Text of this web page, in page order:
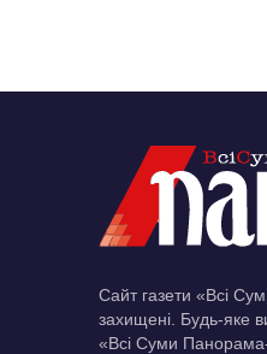
Сайт газети «Всі
захищені. Будь-яке
«Всі Суми